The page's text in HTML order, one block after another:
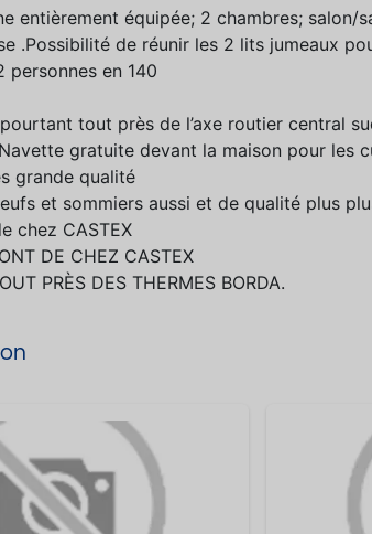
entièrement équipée; 2 chambres; salon/
.Possibilité de réunir les 2 lits jumeaux
personnes en 140
tout près de l’axe routier central
gratuite devant la maison pour les
grande qualité
et sommiers aussi et de qualité plus
chez CASTEX
DE CHEZ CASTEX
PRÈS DES THERMES BORDA.